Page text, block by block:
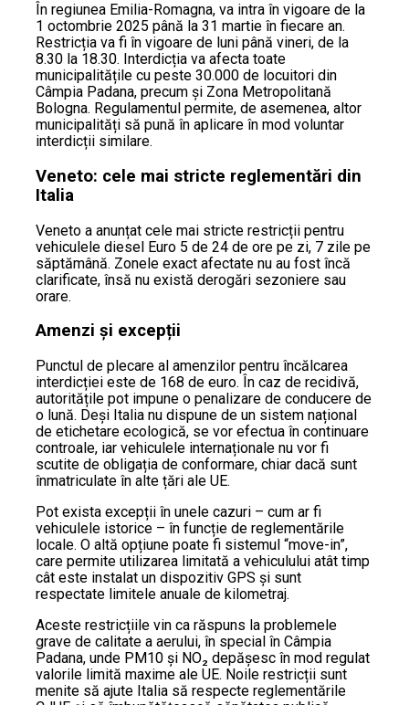
În regiunea Emilia-Romagna, va intra în vigoare de la
1 octombrie 2025 până la 31 martie în fiecare an.
Restricția va fi în vigoare de luni până vineri, de la
8.30 la 18.30. Interdicția va afecta toate
municipalitățile cu peste 30.000 de locuitori din
Câmpia Padana, precum și Zona Metropolitană
Bologna. Regulamentul permite, de asemenea, altor
municipalități să pună în aplicare în mod voluntar
interdicții similare.
Veneto: cele mai stricte reglementări din
Italia
Veneto a anunțat cele mai stricte restricții pentru
vehiculele diesel Euro 5 de 24 de ore pe zi, 7 zile pe
săptămână. Zonele exact afectate nu au fost încă
clarificate, însă nu există derogări sezoniere sau
orare.
Amenzi și excepții
Punctul de plecare al amenzilor pentru încălcarea
interdicției este de 168 de euro. În caz de recidivă,
autoritățile pot impune o penalizare de conducere de
o lună. Deși Italia nu dispune de un sistem național
de etichetare ecologică, se vor efectua în continuare
controale, iar vehiculele internaționale nu vor fi
scutite de obligația de conformare, chiar dacă sunt
înmatriculate în alte țări ale UE.
Pot exista excepții în unele cazuri – cum ar fi
vehiculele istorice – în funcție de reglementările
locale. O altă opțiune poate fi sistemul “move-in”,
care permite utilizarea limitată a vehiculului atât timp
cât este instalat un dispozitiv GPS și sunt
respectate limitele anuale de kilometraj.
Aceste restricțiile vin ca răspuns la problemele
grave de calitate a aerului, în special în Câmpia
Padana, unde PM10 și NO₂ depășesc în mod regulat
valorile limită maxime ale UE. Noile restricții sunt
menite să ajute Italia să respecte reglementările